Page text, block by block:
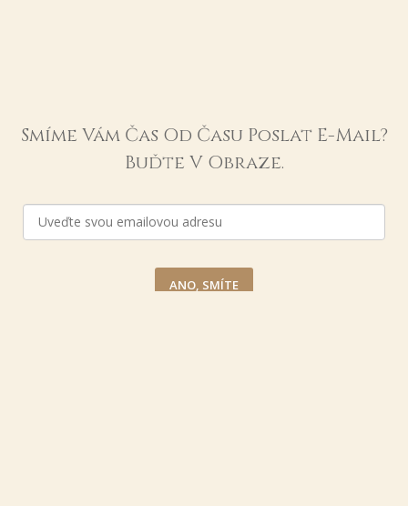
Smíme Vám Čas Od Času Poslat E-Mail?
Buďte V Obraze.
ANO, SMÍTE